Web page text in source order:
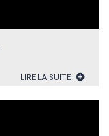
LIRE LA SUITE